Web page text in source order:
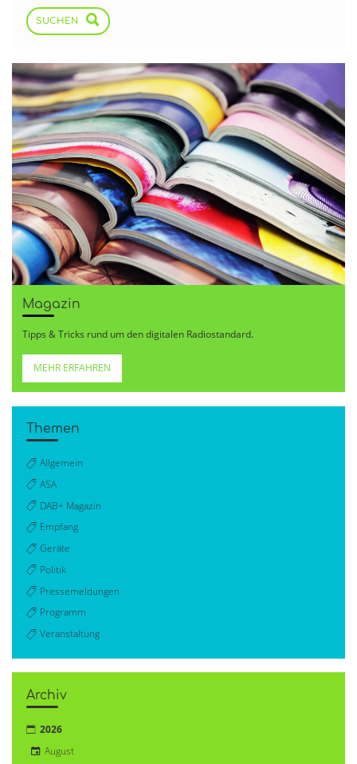
SUCHEN
Magazin
Tipps & Tricks rund um den digitalen Radiostandard.
MEHR ERFAHREN
Themen
Allgemein
ASA
DAB+ Magazin
Empfang
Geräte
Politik
Pressemeldungen
Programm
Veranstaltung
Archiv
2026
August